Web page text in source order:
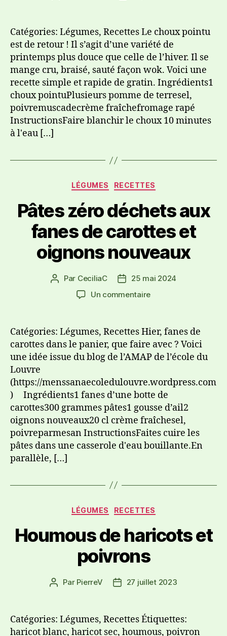
Catégories: Légumes, Recettes Le choux pointu
est de retour ! Il s’agit d’une variété de
printemps plus douce que celle de l’hiver. Il se
mange cru, braisé, sauté façon wok. Voici une
recette simple et rapide de gratin. Ingrédients1
choux pointuPlusieurs pomme de terresel,
poivremuscadecrème fraîchefromage rapé
InstructionsFaire blanchir le choux 10 minutes
à l'eau […]
LÉGUMES RECETTES
Pâtes zéro déchets aux
fanes de carottes et
oignons nouveaux
Par CeciliaC
25 mai 2024
Un commentaire
Catégories: Légumes, Recettes Hier, fanes de
carottes dans le panier, que faire avec ? Voici
une idée issue du blog de l’AMAP de l’école du
Louvre
(https://menssanaecoledulouvre.wordpress.com
) Ingrédients1 fanes d’une botte de
carottes300 grammes pâtes1 gousse d’ail2
oignons nouveaux20 cl crème fraîchesel,
poivreparmesan InstructionsFaites cuire les
pâtes dans une casserole d'eau bouillante.En
parallèle, […]
LÉGUMES RECETTES
Houmous de haricots et
poivrons
Par PierreV 27 juillet 2023
Catégories: Légumes, Recettes Étiquettes:
haricot blanc, haricot sec, houmous, poivron